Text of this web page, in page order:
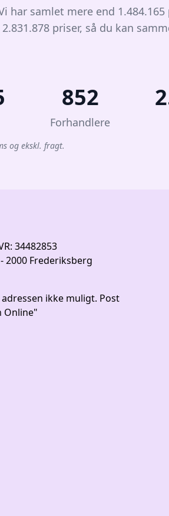
samlet mere end
priser, så du kan
852
Forhandlere
og ekskl. fragt.
34482853
2000 Frederiksberg
ikke muligt. Post
Online"